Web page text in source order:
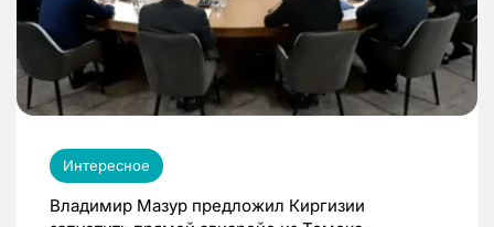
Интересное
Владимир Мазур предложил Киргизии